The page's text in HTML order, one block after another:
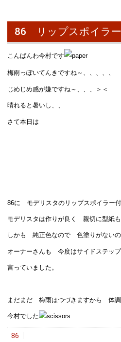
86 リップスポイラ
こんばんわ今村です
梅雨っぽいてんきですね～、、、、、
じめじめ感が嫌ですね～、、、＞＜
晴れると暑いし、、
さて本日は
86に モデリスタのリップスポイラー付
モデリスタは作りが良く 親切に型紙も
しかも 純正色なので 色塗りがないの
オーナーさんも 今度はサイドステッ
言っていました。
まだまだ 梅雨はつづきますから 体調
今村でした
86